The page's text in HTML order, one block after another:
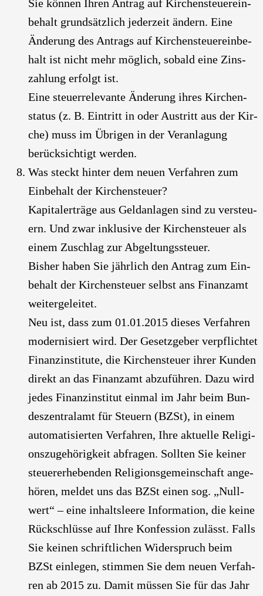
Sie kön­nen Ihren Antrag auf Kir­chen­steu­er­ein­
be­halt grund­sätz­lich jeder­zeit ändern. Eine
Ände­rung des Antrags auf Kir­chen­steu­er­ein­be­
halt ist nicht mehr mög­lich, sobald eine Zins­
zah­lung erfolgt ist.
Eine steu­er­re­le­van­te Ände­rung ihres Kir­chen­
sta­tus (z. B. Ein­tritt in oder Aus­tritt aus der Kir­
che) muss im Übri­gen in der Ver­an­la­gung
berück­sich­tigt wer­den.
Was steckt hin­ter dem neu­en Ver­fah­ren zum
Ein­be­halt der Kir­chen­steu­er?
Kapi­tal­erträ­ge aus Geld­an­la­gen sind zu ver­steu­
ern. Und zwar inklu­si­ve der Kir­chen­steu­er als
einem Zuschlag zur Abgel­tungs­steu­er.
Bis­her haben Sie jähr­lich den Antrag zum Ein­
be­halt der Kir­chen­steu­er selbst ans Finanz­amt
wei­ter­ge­lei­tet.
Neu ist, dass zum 01.01.2015 die­ses Ver­fah­ren
moder­ni­siert wird. Der Gesetz­ge­ber ver­pflich­tet
Finanz­in­sti­tu­te, die Kir­chen­steu­er ihrer Kun­den
direkt an das Finanz­amt abzu­füh­ren. Dazu wird
jedes Finanz­in­sti­tut ein­mal im Jahr beim Bun­
des­zen­tral­amt für Steu­ern (BZSt), in einem
auto­ma­ti­sier­ten Ver­fah­ren, Ihre aktu­el­le Reli­gi­
ons­zu­ge­hö­rig­keit abfra­gen. Soll­ten Sie kei­ner
steu­er­erhe­ben­den Reli­gi­ons­ge­mein­schaft ange­
hö­ren, mel­det uns das BZSt einen sog. „Null­
wert“ – eine inhalts­lee­re Infor­ma­ti­on, die kei­ne
Rück­schlüs­se auf Ihre Kon­fes­si­on zulässt. Falls
Sie kei­nen schrift­li­chen Wider­spruch beim
BZSt ein­le­gen, stim­men Sie dem neu­en Ver­fah­
ren ab 2015 zu. Damit müs­sen Sie für das Jahr